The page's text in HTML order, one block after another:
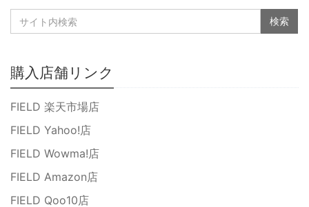
購入店舗リンク
FIELD 楽天市場店
FIELD Yahoo!店
FIELD Wowma!店
FIELD Amazon店
FIELD Qoo10店